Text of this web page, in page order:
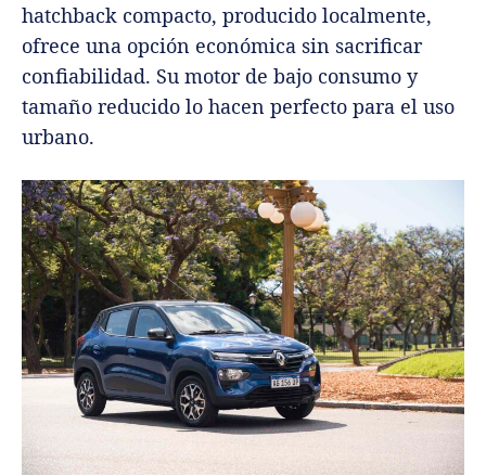
hatchback compacto, producido localmente,
ofrece una opción económica sin sacrificar
confiabilidad. Su motor de bajo consumo y
tamaño reducido lo hacen perfecto para el uso
urbano.